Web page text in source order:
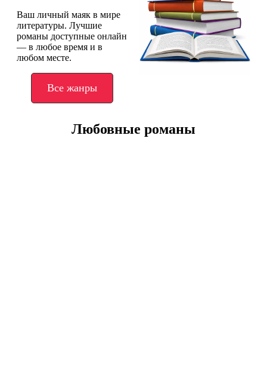
Ваш личный маяк в мире
литературы. Лучшие
романы доступные онлайн
— в любое время и в
любом месте.
Все жанры
Любовные романы